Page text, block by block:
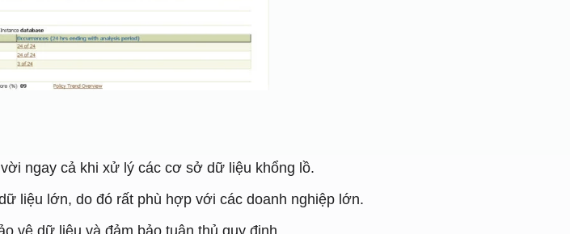
ngay cả khi xử lý các cơ sở dữ liệu khổng lồ.
liệu lớn, do đó rất phù hợp với các doanh nghiệp lớn.
vệ dữ liệu và đảm bảo tuân thủ quy định.